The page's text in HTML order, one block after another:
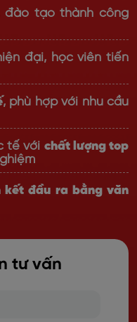
đào tạo thành công
đại, học viên tiến
, phù hợp với nhu cầu
tế với chất lượng top
kết đầu ra bằng văn
tư vấn